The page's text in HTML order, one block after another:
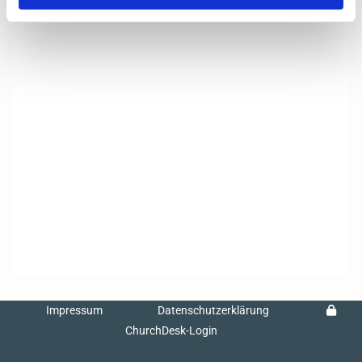
Impressum
Datenschutzerklärung
ChurchDesk-Login